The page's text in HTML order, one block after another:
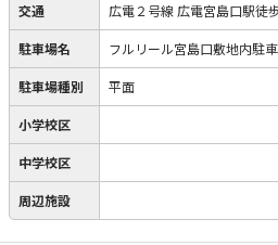
交通 広電２号線 広電宮島口駅徒
駐車場名 フルリール宮島口敷地内駐
駐車場種別 平面
小学校区
中学校区
周辺施設